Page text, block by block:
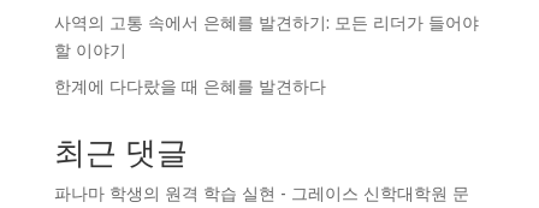
사역의 고통 속에서 은혜를 발견하기: 모든 리더가 들어야
할 이야기
한계에 다다랐을 때 은혜를 발견하다
최근 댓글
파나마 학생의 원격 학습 실현 - 그레이스 신학대학원 문